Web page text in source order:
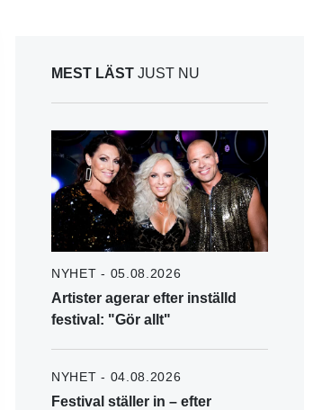
MEST LÄST JUST NU
NYHET - 05.08.2026
Artister agerar efter inställd
festival: "Gör allt"
NYHET - 04.08.2026
Festival ställer in – efter